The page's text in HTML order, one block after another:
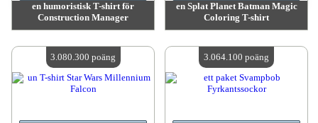
en humoristisk T-shirt för
Construction Manager
Antal tillgängliga:4
en Splat Planet Batman Magic
Coloring T-shirt
Antal tillgängliga:4
3.080.300 poäng 3.064.100 poäng